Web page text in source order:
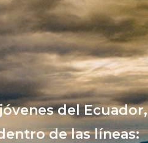
del Ecuador,
de las líneas: